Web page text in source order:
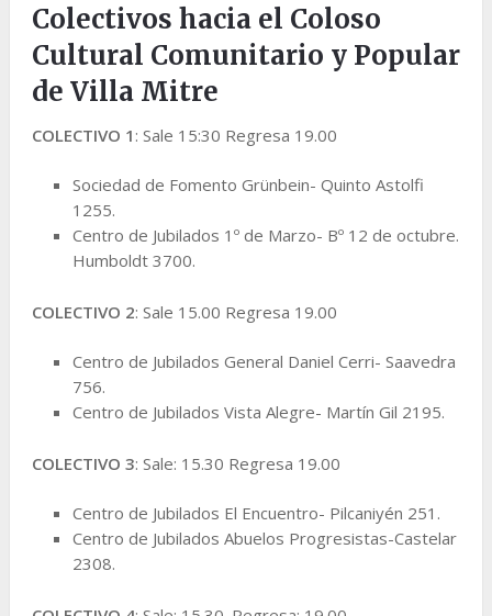
Colectivos hacia el Coloso
Cultural Comunitario y Popular
de Villa Mitre
COLECTIVO 1 : Sale 15:30 Regresa 19.00
Sociedad de Fomento Grünbein- Quinto Astolfi
1255.
Centro de Jubilados 1º de Marzo- Bº 12 de octubre.
Humboldt 3700.
COLECTIVO 2: Sale 15.00 Regresa 19.00
Centro de Jubilados General Daniel Cerri- Saavedra
756.
Centro de Jubilados Vista Alegre- Martín Gil 2195.
COLECTIVO 3: Sale: 15.30 Regresa 19.00
Centro de Jubilados El Encuentro- Pilcaniyén 251.
Centro de Jubilados Abuelos Progresistas-Castelar
2308.